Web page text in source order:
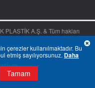
PLASTİK A.Ş. & Tüm hakları
çerezler kullanılmaktadır. Bu
etmiş sayılıyorsunuz. Daha
Tamam